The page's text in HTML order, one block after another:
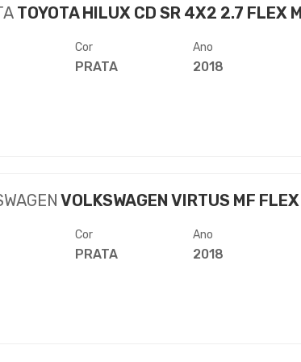
TOYOTA HILUX CD SR 4X2 2.7 FLEX
Cor
PRATA
Ano
2018
VOLKSWAGEN VIRTUS MF
Cor
PRATA
Ano
2018